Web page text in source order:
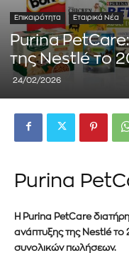
Επικαιρότητα Εταιρικά Νέα
Purina
της Nestlé το
24/02/2026
Purina
Η Purina PetCare
ανάπτυξης της Nestlé
συνολικών πωλήσεων.